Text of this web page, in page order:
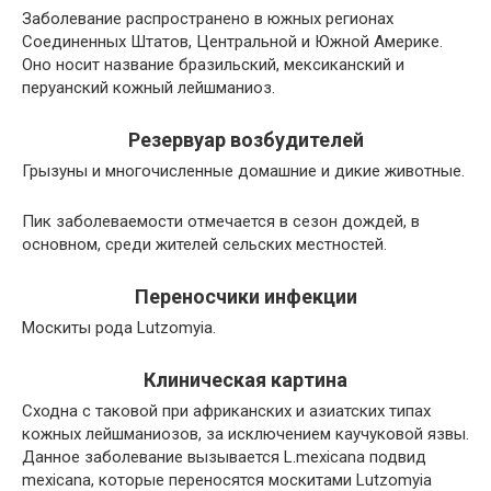
Заболевание распространено в южных регионах
Соединенных Штатов, Центральной и Южной Америке.
Оно носит название бразильский, мексиканский и
перуанский кожный лейшманиоз.
Резервуар возбудителей
Грызуны и многочисленные домашние и дикие животные.
Пик заболеваемости отмечается в сезон дождей, в
основном, среди жителей сельских местностей.
Переносчики инфекции
Москиты рода Lutzomyia.
Клиническая картина
Сходна с таковой при африканских и азиатских типах
кожных лейшманиозов, за исключением каучуковой язвы.
Данное заболевание вызывается L.mexicana подвид
mexicana, которые переносятся москитами Lutzomyia